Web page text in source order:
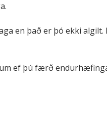
en það er þó ekki algilt.
ef þú færð